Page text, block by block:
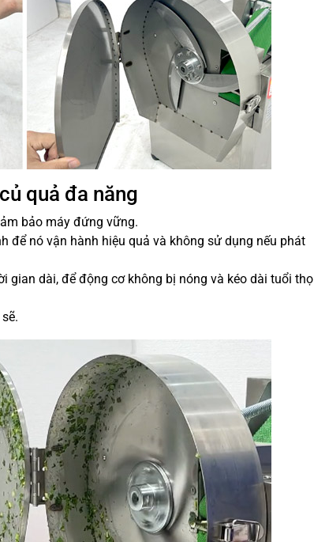
quả đa năng
bảo máy đứng vững.
để nó vận hành hiệu quả và không sử dụng nếu phát
gian dài, để động cơ không bị nóng và kéo dài tuổi thọ